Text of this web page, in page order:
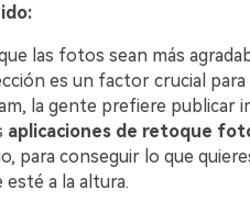
las fotos sean más
es un factor crucial
la gente prefiere publicar
aplicaciones de retoque
para conseguir lo que
esté a la altura.󠀲󠀡󠀡󠀤󠀧󠀢󠀧󠀣󠀠󠀳󠀰󠀤󠀢󠀧󠀣󠀠󠀳